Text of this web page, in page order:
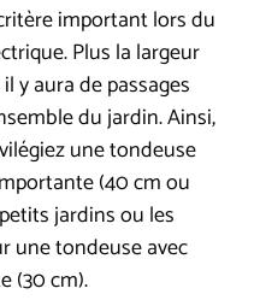
important lors du
Plus la largeur
y aura de passages
du jardin. Ainsi,
une tondeuse
(40 cm ou
jardins ou les
une tondeuse avec
(30 cm).